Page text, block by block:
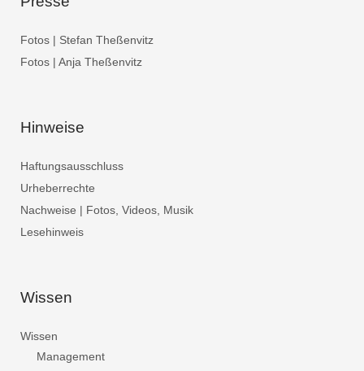
Fotos | Stefan Theßenvitz
Fotos | Anja Theßenvitz
Hinweise
Haftungsausschluss
Urheberrechte
Nachweise | Fotos, Videos, Musik
Lesehinweis
Wissen
Wissen
Management